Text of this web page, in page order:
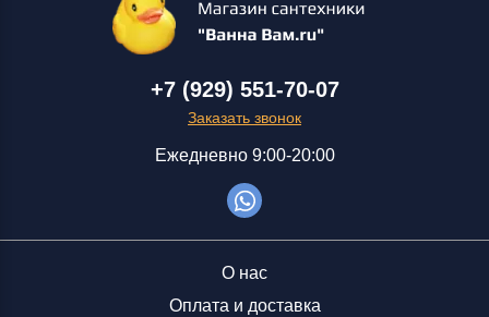
+7 (929) 551-70-07
Заказать звонок
Ежедневно 9:00-20:00
О нас
Оплата и доставка